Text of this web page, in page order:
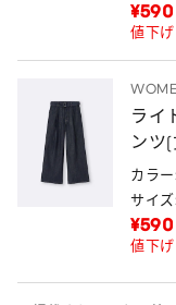
¥590
値下げ
ライ
ンツ
カラ
サイ
¥590
値下げ